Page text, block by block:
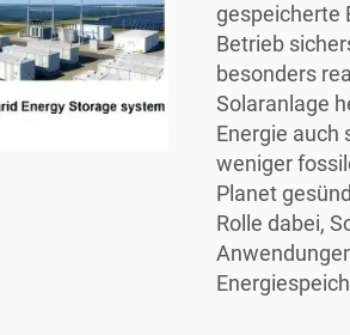
gespeicherte
Betrieb
besonders
Solaranlage
Energie auch
weniger
Planet
Rolle dabei,